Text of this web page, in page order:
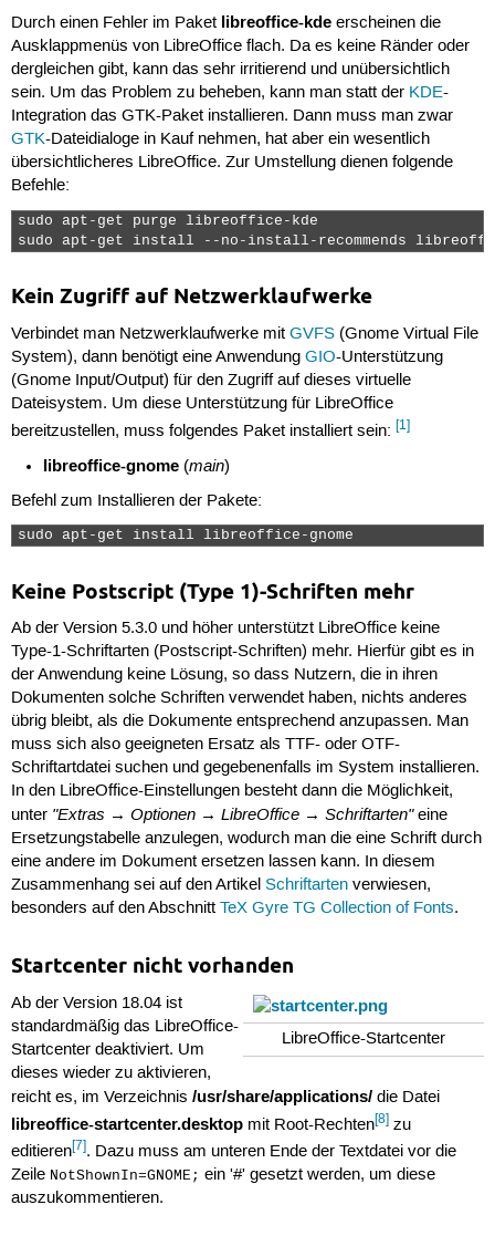
Durch einen Fehler im Paket libreoffice-kdeerscheinen die
Ausklappmenüs von LibreOffice flach. Da es keine Ränder oder
dergleichen gibt, kann das sehr irritierend und unübersichtlich
sein. Um das Problem zu beheben, kann man statt der KDE-
Integration das GTK-Paket installieren. Dann muss man zwar
GTK-Dateidialoge in Kauf nehmen, hat aber ein wesentlich
übersichtlicheres LibreOffice. Zur Umstellung dienen folgende
Befehle:
sudo apt-get purge libreoffice-kde
sudo apt-get install --no-install-recommends
Kein Zugriff auf Netzwerklaufwerke
Verbindet man Netzwerklaufwerke mit GVFS(Gnome Virtual File
System), dann benötigt eine Anwendung GIO-Unterstützung
(Gnome Input/Output) für den Zugriff auf dieses virtuelle
Dateisystem. Um diese Unterstützung für LibreOffice
bereitzustellen, muss folgendes Paket installiert sein: [1]
libreoffice-gnome (main)
Befehl zum Installieren der Pakete:
sudo apt-get install libreoffice-gnome
Keine Postscript (Type 1)-Schriften mehr
Ab der Version 5.3.0 und höher unterstützt LibreOffice keine
Type-1-Schriftarten (Postscript-Schriften) mehr. Hierfür gibt es in
der Anwendung keine Lösung, so dass Nutzern, die in ihren
Dokumenten solche Schriften verwendet haben, nichts anderes
übrig bleibt, als die Dokumente entsprechend anzupassen. Man
muss sich also geeigneten Ersatz als TTF- oder OTF-
Schriftartdatei suchen und gegebenenfalls im System installieren.
In den LibreOffice-Einstellungen besteht dann die Möglichkeit,
unter "Extras → Optionen → LibreOffice → Schriftarten"eine
Ersetzungstabelle anzulegen, wodurch man die eine Schrift durch
eine andere im Dokument ersetzen lassen kann. In diesem
Zusammenhang sei auf den Artikel Schriftartenverwiesen,
besonders auf den Abschnitt TeX Gyre TG Collection of Fonts.
Startcenter nicht vorhanden
LibreOffice-Startcenter
Ab der Version 18.04 ist
standardmäßig das LibreOffice-
Startcenter deaktiviert. Um
dieses wieder zu aktivieren,
reicht es, im Verzeichnis /usr/share/applications/die Datei
libreoffice-startcenter.desktopmit Root-Rechten[8]zu
editieren[7]. Dazu muss am unteren Ende der Textdatei vor die
Zeile NotShownIn=GNOME; ein '#' gesetzt werden, um diese
auszukommentieren.